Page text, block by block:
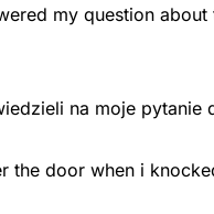
my question about
na moje pytanie
the door when i